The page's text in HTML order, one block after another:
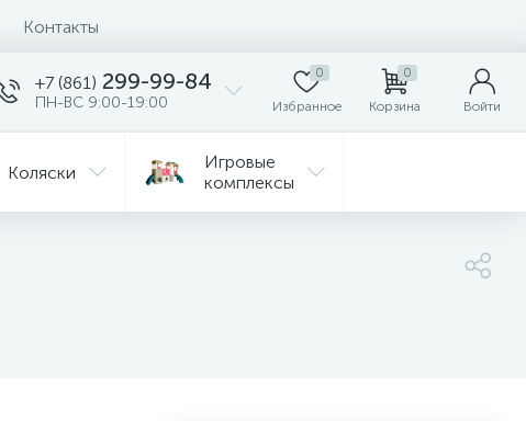
Контакты
+7 (861) 299-99-84
ПН-ВС 9:00-19:00
0
Избранное
0
Корзина Войти
Коляски
Игровые
комплексы